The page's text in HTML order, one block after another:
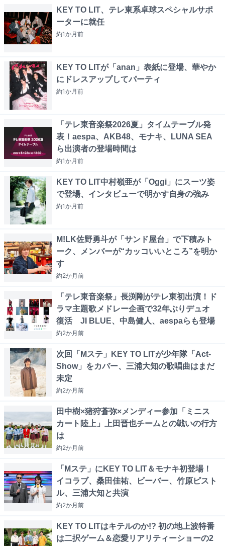
KEY TO LIT、テレ東系卓球スペシャルサポ
ーターに就任
約1か月前
KEY TO LITが「anan」表紙に登場、華やか
にドレスアップしてパーティ
約1か月前
「テレ東音楽祭2026夏」タイムテーブル発
表！aespa、AKB48、モナキ、LUNA SEA
ら出演者の登場時間は
約1か月前
KEY TO LIT中村嶺亜が「Oggi」にスーツ姿
で登場、インタビューで明かす自身の強み
約1か月前
M!LK佐野勇斗が「サンド屋台」で下積みト
ーク、メンバーが“カッコいいところ”を明か
す
約2か月前
「テレ東音楽祭」長渕剛がテレ東初出演！ド
ラマ主題歌メドレー企画で32年ぶりデュオ
復活 JI BLUE、中島健人、aespaらも登場
約2か月前
次回「Mステ」KEY TO LITが少年隊「Act-
Show」をカバー、三浦大知の歌唱曲はまだ
未定
約2か月前
田中樹×猪狩蒼弥×メンディー参加「ミニス
カート陸上」上田晋也チームとの戦いの行方
は
約2か月前
「Mステ」にKEY TO LIT＆モナキ初登場！
イコラブ、桑田佳祐、ビーバー、竹原ピスト
ル、三浦大知と共演
約2か月前
KEY TO LITはキテルのか!? 初の地上波特番
は二択ゲーム＆恋愛リアリティーショーの2